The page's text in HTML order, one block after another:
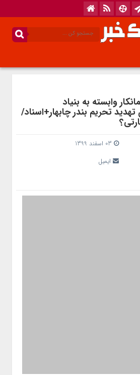
وابسته به بنیاد
تحریم‌ بندر چابهار+اسناد/
ایمیل